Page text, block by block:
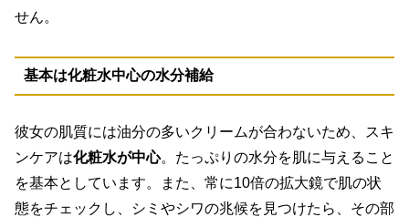
せん。
基本は化粧水中心の水分補給
彼女の肌質には油分の多いクリームが合わないため、スキ
ンケアは化粧水が中心。たっぷりの水分を肌に与えること
を基本としています。また、常に10倍の拡大鏡で肌の状
態をチェックし、シミやシワの兆候を見つけたら、その部